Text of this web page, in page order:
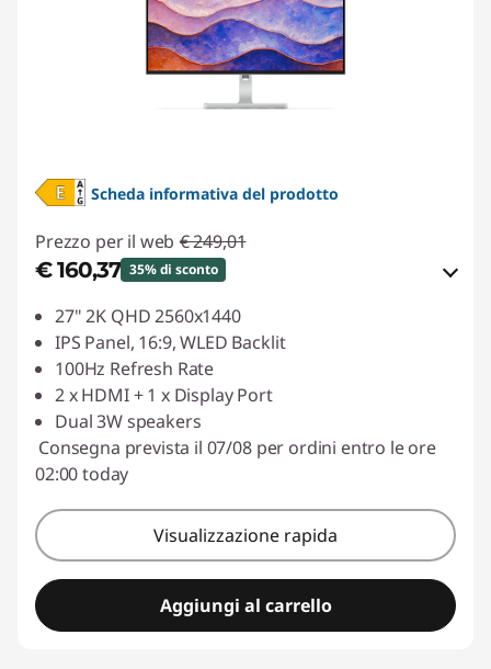
Scheda informativa del prodotto
Prezzo per il web € 249,01
€ 160,37 35% di sconto
Risparmi eCoupon :-€ 88,64
Usa il coupon : LUGLIO
27" 2K QHD 2560x1440
IPS Panel, 16:9, WLED Backlit
100Hz Refresh Rate
2 x HDMI + 1 x Display Port
Dual 3W speakers
Consegna prevista il 07/08 per ordini entro le ore
02:00 today
Visualizzazione rapida
Aggiungi al carrello